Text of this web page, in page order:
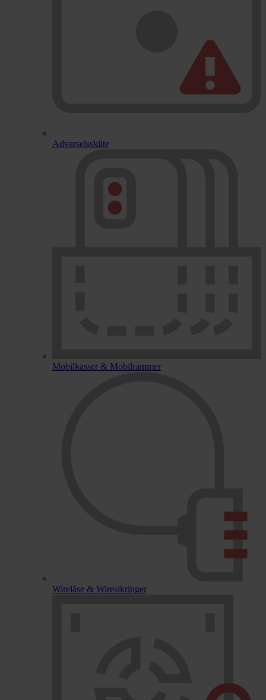
Advarselsskilte
Mobilkasser & Mobilrammer
Wirelåse & Wiresikringer